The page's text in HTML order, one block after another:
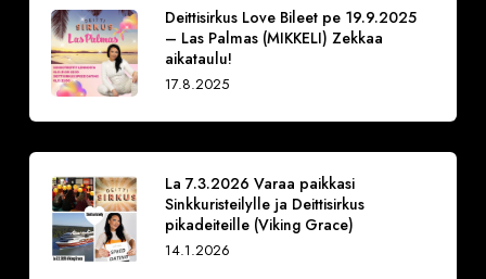
Deittisirkus Love Bileet pe 19.9.2025
– Las Palmas (MIKKELI) Zekkaa
aikataulu!
17.8.2025
La 7.3.2026 Varaa paikkasi
Sinkkuristeilylle ja Deittisirkus
pikadeiteille (Viking Grace)
14.1.2026